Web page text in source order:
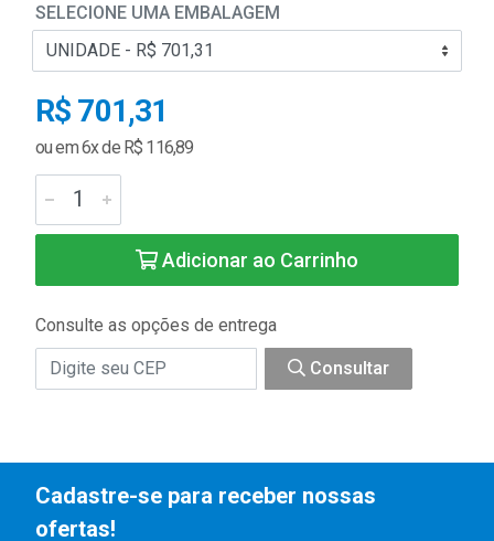
SELECIONE UMA EMBALAGEM
R$ 701,31
ou em 6x de R$ 116,89
Adicionar ao Carrinho
Consulte as opções de entrega
Consultar
Cadastre-se para receber nossas
ofertas!